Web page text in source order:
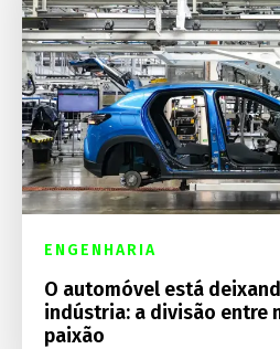
ENGENHARIA
O automóvel está
indústria: a divisão entre
paixão